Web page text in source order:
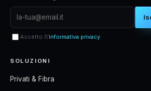
Accetto l\'informativa privacy
SOLUZIONI
Privati & Fibra